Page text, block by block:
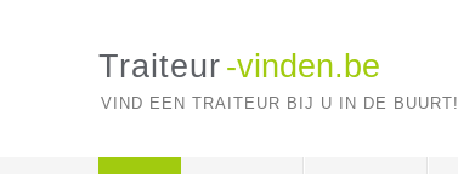
Traiteur -vinden.be
VIND EEN TRAITEUR BIJ U IN DE BUURT!